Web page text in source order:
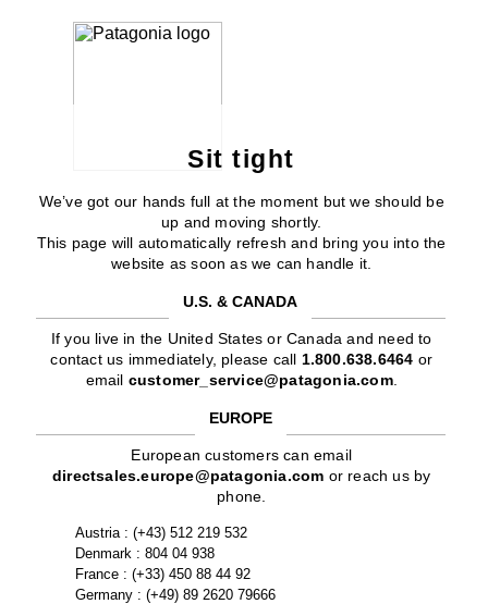
Sit tight
We’ve got our hands full at the moment but we should be
up and moving shortly.
This page will automatically refresh and bring you into the
website as soon as we can handle it.
U.S. & CANADA
If you live in the United States or Canada and need to
contact us immediately, please call 1.800.638.6464 or
email customer_service@patagonia.com.
EUROPE
European customers can email
directsales.europe@patagonia.com or reach us by
phone.
Austria : (+43) 512 219 532
Denmark : 804 04 938
France : (+33) 450 88 44 92
Germany : (+49) 89 2620 79666